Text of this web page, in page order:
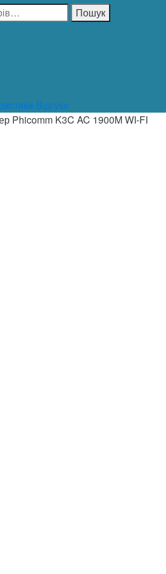
Пошук
Відгуки
Phicomm K3C AC 1900M WI-FI